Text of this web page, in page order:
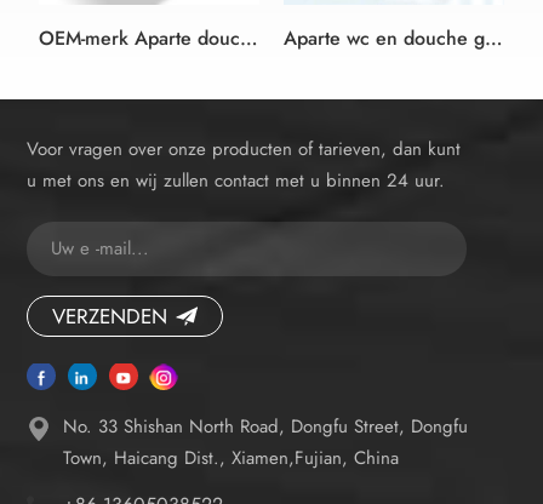
OEM-merk Aparte douche toilet bijlage elektronische bidet gehechtheid Aparte wc en douche gehechtheid elektronische bidet zitting
Voor vragen over onze producten of tarieven, dan kunt
u met ons en wij zullen contact met u binnen 24 uur.
VERZENDEN
No. 33 Shishan North Road, Dongfu Street, Dongfu
Town, Haicang Dist., Xiamen,Fujian, China